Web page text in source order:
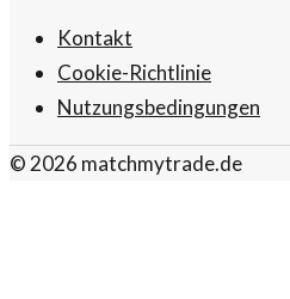
Kontakt
Cookie-Richtlinie
Nutzungsbedingungen
©2026 matchmytrade.de